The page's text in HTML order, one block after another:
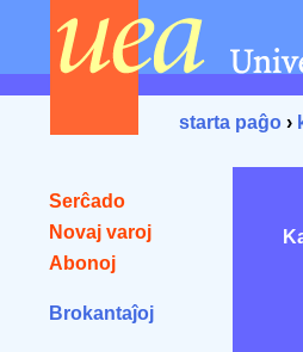
starta paĝo ›
Serĉado
Novaj varoj
Abonoj
Brokantaĵoj